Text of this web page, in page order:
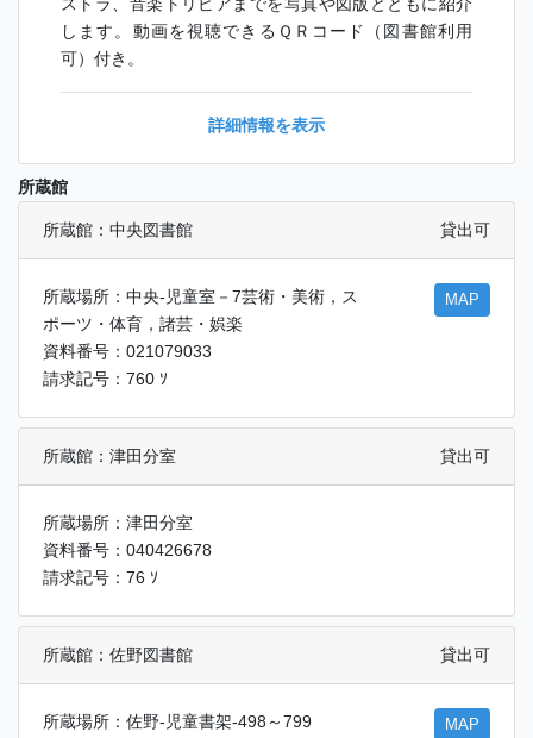
します。動画を視聴できるＱＲコード（図書館利用
可）付き。
詳細情報を表示
所蔵館
所蔵館：中央図書館 貸出可
所蔵場所：中央-児童室－7芸術・美術，ス
ポーツ・体育，諸芸・娯楽
資料番号：021079033
請求記号：760 ｿ
MAP
所蔵館：津田分室 貸出可
所蔵場所：津田分室
資料番号：040426678
請求記号：76 ｿ
所蔵館：佐野図書館 貸出可
所蔵場所：佐野-児童書架-498～799 MAP